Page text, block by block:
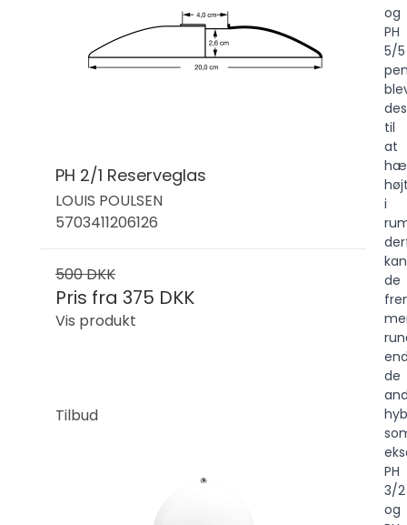
PH 2/1 Reserveglas
LOUIS POULSEN
5703411206126
500 DKK
Pris fra 375 DKK
Vis produkt
Tilbud
og
PH
5/5
til
at
i
kan
de
de
PH
3/2
og